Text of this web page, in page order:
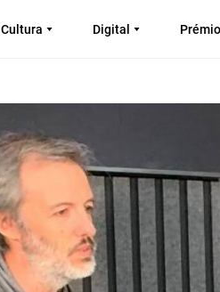
Cultura Digital